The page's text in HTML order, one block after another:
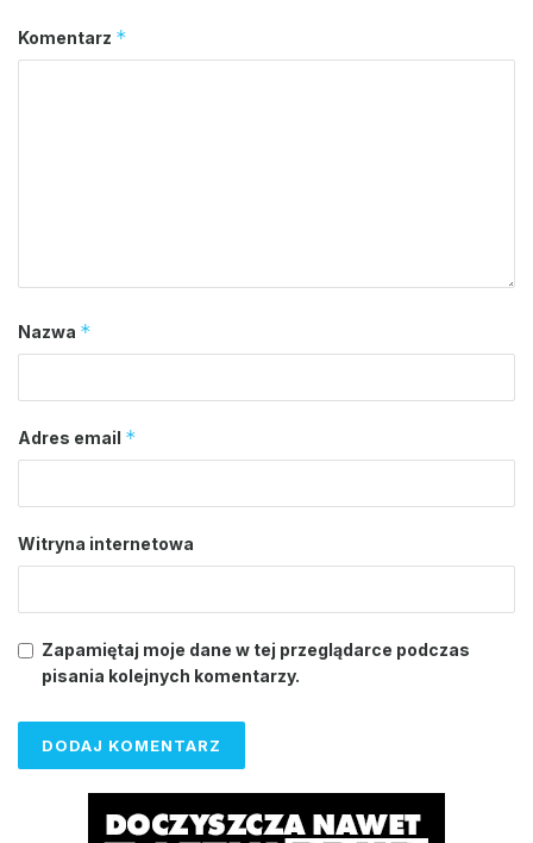
Komentarz *
Nazwa *
Adres email *
Witryna internetowa
Zapamiętaj moje dane w tej przeglądarce podczas
pisania kolejnych komentarzy.